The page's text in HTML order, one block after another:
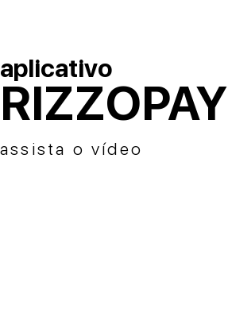
aplicativo
RIZZOPAY
assista o vídeo